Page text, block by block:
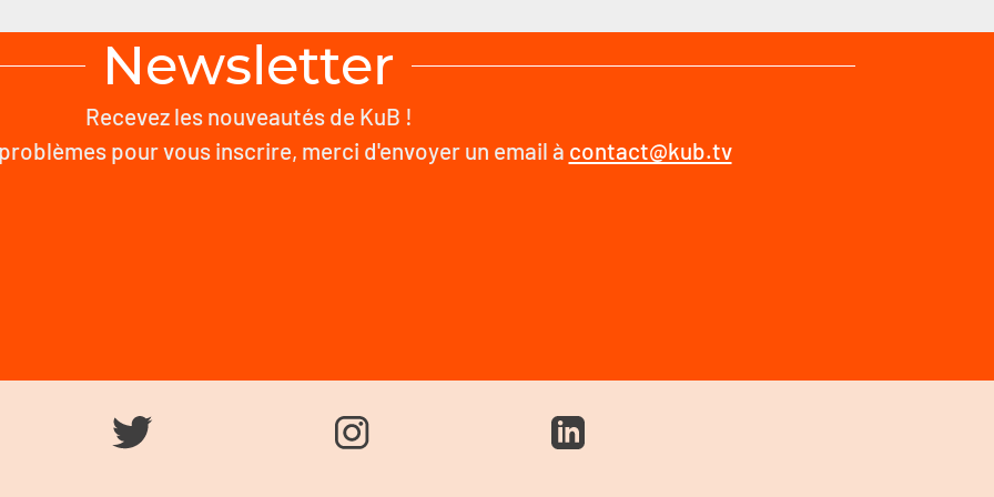
Newsletter
Recevez les nouveautés de KuB !
pour vous inscrire, merci d'envoyer un email à contact@kub.tv